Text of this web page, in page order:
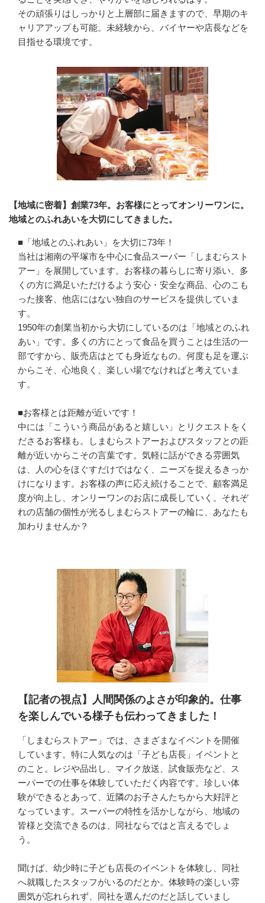
その頑張りはしっかりと上層部に届きますので、早期のキ
ャリアアップも可能。未経験から、バイヤーや店長などを
目指せる環境です。
【地域に密着】創業73年。お客様にとってオンリーワンに。
地域とのふれあいを大切にしてきました。
■「地域とのふれあい」を大切に73年！
当社は湘南の平塚市を中心に食品スーパー「しまむらスト
アー」を展開しています。お客様の暮らしに寄り添い、多
くの方に満足いただけるよう安心・安全な商品、心のこも
った接客、他店にはない独自のサービスを提供していま
す。
1950年の創業当初から大切にしているのは「地域とのふれ
あい」です。多くの方にとって食品を買うことは生活の一
部ですから、販売店はとても身近なもの。何度も足を運ぶ
からこそ、心地良く、楽しい場でなければと考えていま
す。
■お客様とは距離が近いです！
中には「こういう商品があると嬉しい」とリクエストをく
ださるお客様も。しまむらストアーおよびスタッフとの距
離が近いからこその言葉です。気軽に話ができる雰囲気
は、人の心をほぐすだけではなく、ニーズを捉えるきっか
けになります。お客様の声に応え続けることで、顧客満足
度が向上し、オンリーワンのお店に成長していく。それぞ
れの店舗の個性が光るしまむらストアーの輪に、あなたも
加わりませんか？
【記者の視点】人間関係のよさが印象的。仕事
を楽しんでいる様子も伝わってきました！
「しまむらストアー」では、さまざまなイベントを開催
しています。特に人気なのは「子ども店長」イベントと
のこと。レジや品出し、マイク放送、試食販売など、ス
ーパーでの仕事を体験していただく内容です。珍しい体
験ができるとあって、近隣のお子さんたちから大好評と
なっています。スーパーの特性を活かしながら、地域の
皆様と交流できるのは、同社ならではと言えるでしょ
う。
聞けば、幼少時に子ども店長のイベントを体験し、同社
へ就職したスタッフがいるのだとか。体験時の楽しい雰
囲気が忘れられず、同社を選んだのだと話していまし